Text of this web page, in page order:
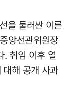
을 둘러싼 이른
앙선관위원장
. 취임 이후 열
대해 공개 사과